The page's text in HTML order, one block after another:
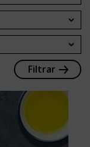
Filtrar